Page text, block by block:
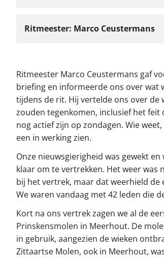
Ritmeester: Marco Ceustermans
Ritmeester Marco Ceustermans gaf
briefing en informeerde ons over wat
tijdens de rit. Hij vertelde ons over de
zouden tegenkomen, inclusief het feit
nog actief zijn op zondagen. Wie
een in werking zien.
Onze nieuwsgierigheid was gewekt
klaar om te vertrekken. Het weer was
bij het vertrek, maar dat weerhield de
We waren vandaag met 42 leden die
Kort na ons vertrek zagen we al de
Prinskensmolen in Meerhout. De
in gebruik, aangezien de wieken
Zittaartse Molen, ook in Meerhout,